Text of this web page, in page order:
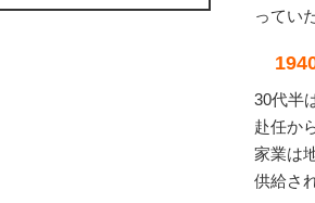
ってい
30代半
赴任か
家業は
供給さ